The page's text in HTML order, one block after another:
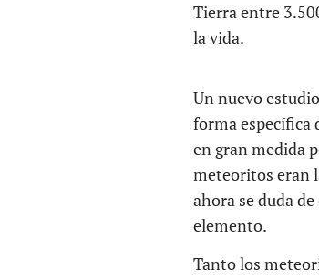
Tierra entre
la vida.
Un nuevo
forma específica
en gran medida
meteoritos eran
ahora se duda
elemento.
Tanto los